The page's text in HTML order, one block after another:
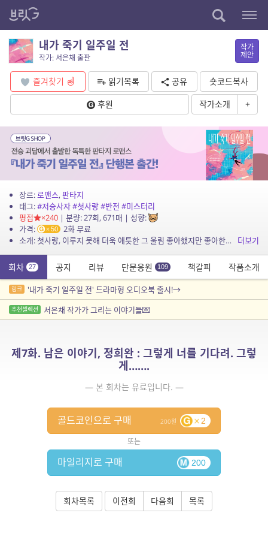
내가 죽기 일주일 전
작가: 서은채 출판
작가
제안
즐겨찾기 읽기목록 공유
숏코드복사
후원
작가소개 +
장르:로맨스,판타지
태그:#저승사자#첫사랑#반전 #미스터리
평점
×240| 분량: 27회, 671매 | 성향:
가격:
50
2화 무료
소개: 첫사랑, 이루지 못해 더욱 애틋한 그 울림 좋아했지만 좋아한다고 말하지 못한 모든 이들에게 바치는 찬가 희완이와 람우는 서로 좋아했지만 각자의 사정으로 인해 좋아한다는 말 한 마...
더보기
회차 27 공지 리뷰 단문응원 109 책갈피 작품소개
링크 '내가 죽기 일주일 전' 드라마형 오디오북 출시!→
추천셀렉션 서은채 작가가 그리는 이야기들💌
제7화. 남은 이야기, 정희완 : 그렇게 너를 기다려. 그렇
게…….
— 본 회차는 유료입니다. —
200 2
골드코인으로 구매
또는
200
마일리지로 구매
회차목록 이전회 다음회 목록